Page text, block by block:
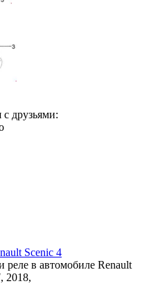
с друзьями:
Scenic 4
реле в автомобиле Renault
2018,